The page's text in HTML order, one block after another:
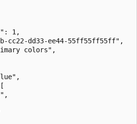
1,
cc22-dd33-ee44-55ff55ff55ff",
colors",